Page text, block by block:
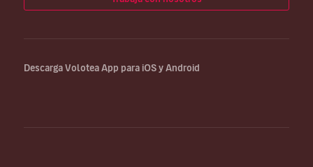
Descarga Volotea App para iOS y Android